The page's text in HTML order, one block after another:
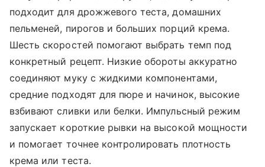
подходит для дрожжевого теста, домашних
пельменей, пирогов и больших порций крема.
Шесть скоростей помогают выбрать темп под
конкретный рецепт. Низкие обороты аккуратно
соединяют муку с жидкими компонентами,
средние подходят для пюре и начинок, высокие
взбивают сливки или белки. Импульсный режим
запускает короткие рывки на высокой мощности
и помогает точнее контролировать плотность
крема или теста.